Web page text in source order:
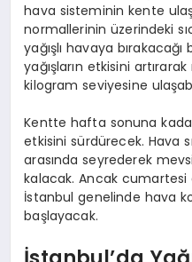
hava sisteminin kente
normallerinin üzerindeki
yağışlı havaya
yağışların etkisini
kilogram seviyesine
Kentte hafta sonuna
etkisini sürdürecek. Hava
arasında seyrederek
kalacak. Ancak
İstanbul genelinde hava
başlayacak.